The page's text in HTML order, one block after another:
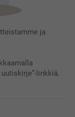
ja
linkkiä.